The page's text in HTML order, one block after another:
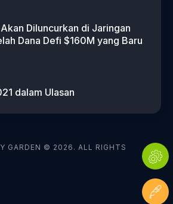
Diluncurkan di Jaringan
Dana Defi $160M yang Baru
dalam Ulasan
GARDEN © 2026. ALL RIGHTS